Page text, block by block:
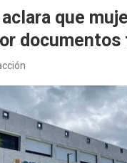
que
documentos